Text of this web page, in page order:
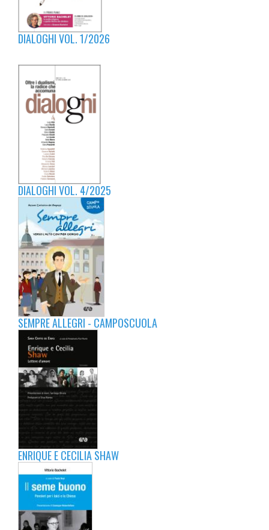
DIALOGHI VOL. 1/2026
DIALOGHI VOL. 4/2025
SEMPRE ALLEGRI - CAMPOSCUOLA
ENRIQUE E CECILIA SHAW